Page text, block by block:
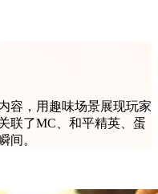
容，用趣味场景展现玩家
联了MC、和平精英、蛋
间。